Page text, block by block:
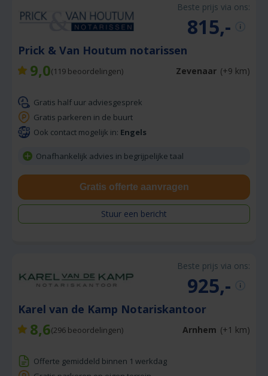
Beste prijs via ons:
815,-
Prick & Van Houtum notarissen
9,0(119 beoordelingen) Zevenaar (+9 km)
Gratis half uur adviesgesprek
Gratis parkeren in de buurt
Ook contact mogelijk in: Engels
Onafhankelijk advies in begrijpelijke taal
Gratis offerte aanvragen
Stuur een bericht
Beste prijs via ons:
925,-
Karel van de Kamp Notariskantoor
8,6(296 beoordelingen) Arnhem (+1 km)
Offerte gemiddeld binnen 1 werkdag